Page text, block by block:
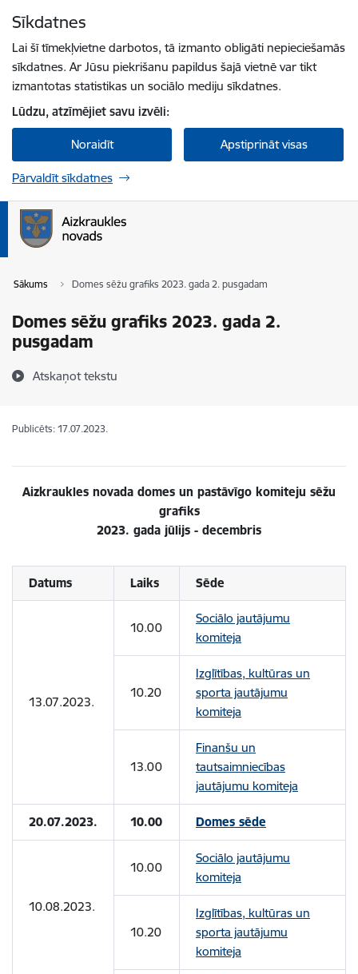
Sīkdatnes
Lai šī tīmekļvietne darbotos, tā izmanto obligāti nepieciešamās
sīkdatnes. Ar Jūsu piekrišanu papildus šajā vietnē var tikt
izmantotas statistikas un sociālo mediju sīkdatnes.
Lūdzu, atzīmējiet savu izvēli:
Noraidīt Apstiprināt visas
Pārvaldīt sīkdatnes
Sākums Domes sēžu grafiks 2023. gada 2. pusgadam
Domes sēžu grafiks 2023. gada 2.
pusgadam
Atskaņot tekstu
Publicēts: 17.07.2023.
Aizkraukles novada domes un pastāvīgo komiteju sēžu
grafiks
2023. gada jūlijs - decembris
Datums Laiks Sēde
13.07.2023.
10.00
Sociālo jautājumu
komiteja
10.20
Izglītības, kultūras un
sporta jautājumu
komiteja
13.00
Finanšu un
tautsaimniecības
jautājumu komiteja
20.07.2023. 10.00 Domes sēde
10.08.2023.
10.00
Sociālo jautājumu
komiteja
10.20
Izglītības, kultūras un
sporta jautājumu
komiteja